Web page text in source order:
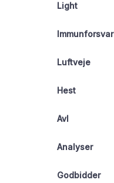
Light
Immunforsvar
Luftveje
Hest
Avl
Analyser
Godbidder